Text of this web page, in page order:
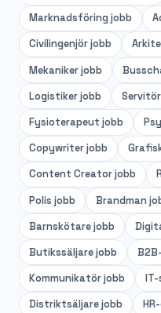
Marknadsföring jobb
Civilingenjörjobb
Mekanikerjobb
Logistikerjobb Servitör
Fysioterapeut jobb
Copywriterjobb
Content Creatorjobb
Polis jobb Brandman
Barnskötarejobb
Butikssäljarejobb
Kommunikatörjobb
Distriktsäljarejobb